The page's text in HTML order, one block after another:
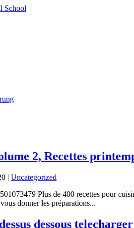
2, Recettes
| Uncategorized
Plus de 400 recettes pour
donner les préparations...
dessous